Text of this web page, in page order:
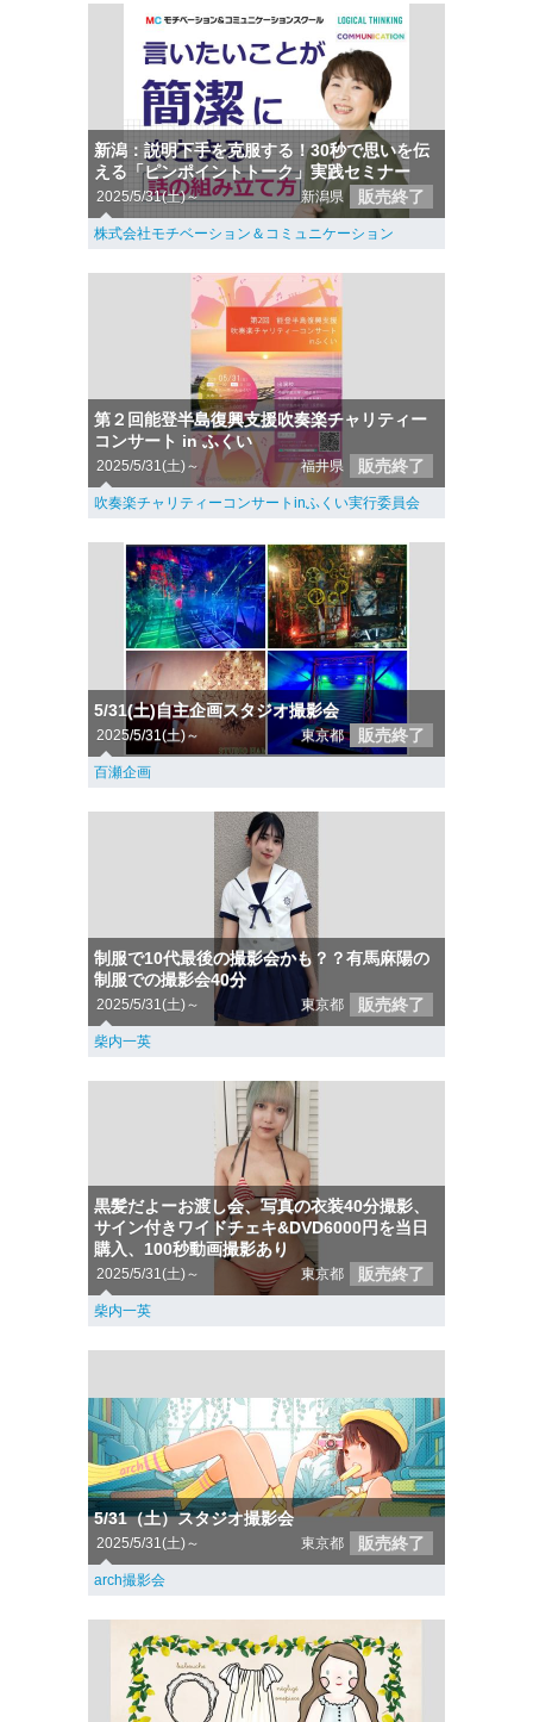
新潟：説明下手を克服する！30秒で思いを伝
える「ピンポイントトーク」実践セミナー
2025/5/31(土)～ 新潟県 販売終了
株式会社モチベーション＆コミュニケーション
第２回能登半島復興支援吹奏楽チャリティー
コンサート in ふくい
2025/5/31(土)～ 福井県 販売終了
吹奏楽チャリティーコンサートinふくい実行委員会
5/31(土)自主企画スタジオ撮影会
2025/5/31(土)～ 東京都 販売終了
百瀬企画
制服で10代最後の撮影会かも？？有馬麻陽の
制服での撮影会40分
2025/5/31(土)～ 東京都 販売終了
柴内一英
黒髪だよーお渡し会、写真の衣装40分撮影、
サイン付きワイドチェキ&DVD6000円を当日
購入、100秒動画撮影あり
2025/5/31(土)～ 東京都 販売終了
柴内一英
5/31（土）スタジオ撮影会
2025/5/31(土)～ 東京都 販売終了
arch撮影会